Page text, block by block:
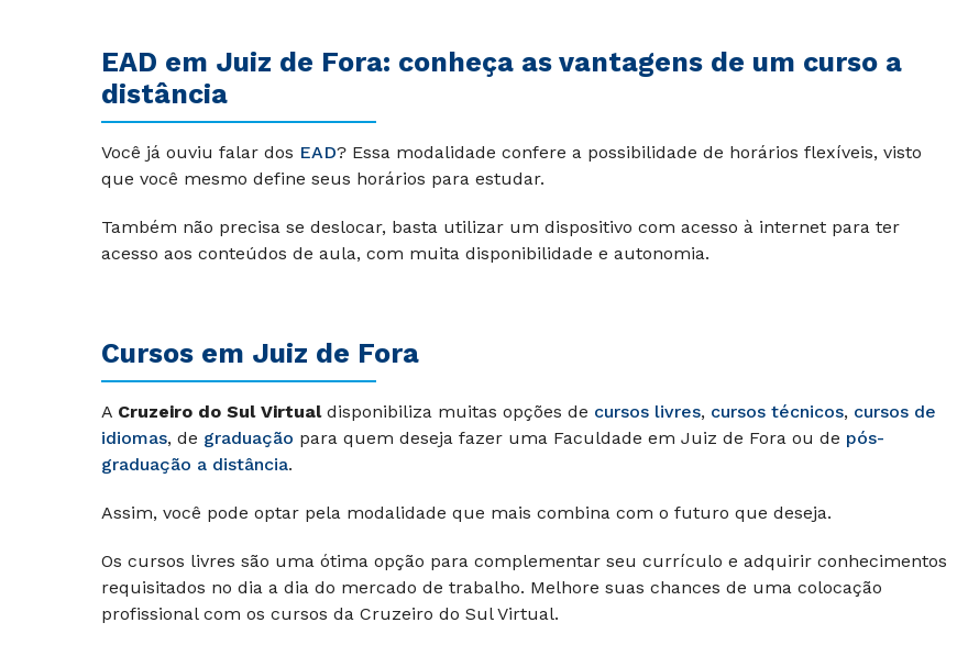
EAD em Juiz de Fora: conheça as vantagens de um curso a
distância
Você já ouviu falar dos EAD? Essa modalidade confere a possibilidade de horários flexíveis, visto
que você mesmo define seus horários para estudar.
Também não precisa se deslocar, basta utilizar um dispositivo com acesso à internet para ter
acesso aos conteúdos de aula, com muita disponibilidade e autonomia.
Cursos em Juiz de Fora
A Cruzeiro do Sul Virtualdisponibiliza muitas opções de cursos livres, cursos técnicos, cursos de
idiomas, de graduação para quem deseja fazer uma Faculdade em Juiz de Fora ou de pós-
graduação a distância.
Assim, você pode optar pela modalidade que mais combina com o futuro que deseja.
Os cursos livres são uma ótima opção para complementar seu currículo e adquirir conhecimentos
requisitados no dia a dia do mercado de trabalho. Melhore suas chances de uma colocação
profissional com os cursos da Cruzeiro do Sul Virtual.